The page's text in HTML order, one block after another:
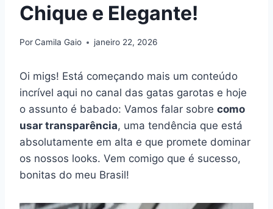
Chique e Elegante!
PorCamila Gaio janeiro 22, 2026
Oi migs! Está começando mais um conteúdo
incrível aqui no canal das gatas garotas e hoje
o assunto é babado: Vamos falar sobre como
usar transparência, uma tendência que está
absolutamente em alta e que promete dominar
os nossos looks. Vem comigo que é sucesso,
bonitas do meu Brasil!